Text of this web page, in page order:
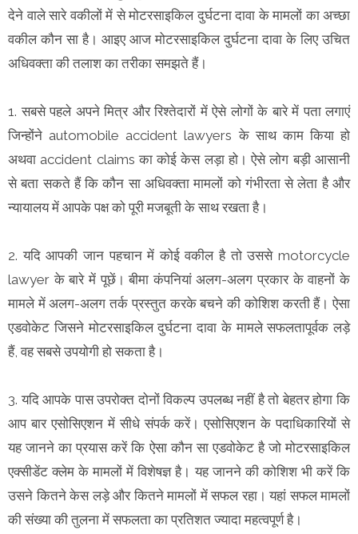
देने वाले सारे वकीलों में से मोटरसाइकिल दुर्घटना दावा के मामलों का अच्छा
वकील कौन सा है। आइए आज मोटरसाइकिल दुर्घटना दावा के लिए उचित
अधिवक्ता की तलाश का तरीका समझते हैं।
1. सबसे पहले अपने मित्र और रिश्तेदारों में ऐसे लोगों के बारे में पता लगाएं
जिन्होंने automobile accident lawyers के साथ काम किया हो
अथवा accident claims का कोई केस लड़ा हो। ऐसे लोग बड़ी आसानी
से बता सकते हैं कि कौन सा अधिवक्ता मामलों को गंभीरता से लेता है और
न्यायालय में आपके पक्ष को पूरी मजबूती के साथ रखता है।
2. यदि आपकी जान पहचान में कोई वकील है तो उससे motorcycle
lawyer के बारे में पूछें। बीमा कंपनियां अलग-अलग प्रकार के वाहनों के
मामले में अलग-अलग तर्क प्रस्तुत करके बचने की कोशिश करती हैं। ऐसा
एडवोकेट जिसने मोटरसाइकिल दुर्घटना दावा के मामले सफलतापूर्वक लड़े
हैं, वह सबसे उपयोगी हो सकता है।
3. यदि आपके पास उपरोक्त दोनों विकल्प उपलब्ध नहीं है तो बेहतर होगा कि
आप बार एसोसिएशन में सीधे संपर्क करें। एसोसिएशन के पदाधिकारियों से
यह जानने का प्रयास करें कि ऐसा कौन सा एडवोकेट है जो मोटरसाइकिल
एक्सीडेंट क्लेम के मामलों में विशेषज्ञ है। यह जानने की कोशिश भी करें कि
उसने कितने केस लड़े और कितने मामलों में सफल रहा। यहां सफल मामलों
की संख्या की तुलना में सफलता का प्रतिशत ज्यादा महत्वपूर्ण है।